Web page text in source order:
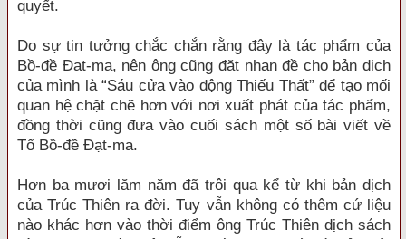
quyết.
Do sự tin tưởng chắc chắn rằng đây là tác phẩm của
Bồ-đề Đạt-ma, nên ông cũng đặt nhan đề cho bản dịch
của mình là “Sáu cửa vào động Thiếu Thất” để tạo mối
quan hệ chặt chẽ hơn với nơi xuất phát của tác phẩm,
đồng thời cũng đưa vào cuối sách một số bài viết về
Tổ Bồ-đề Đạt-ma.
Hơn ba mươi lăm năm đã trôi qua kể từ khi bản dịch
của Trúc Thiên ra đời. Tuy vẫn không có thêm cứ liệu
nào khác hơn vào thời điểm ông Trúc Thiên dịch sách